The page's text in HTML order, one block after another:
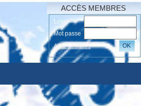
ACCÈS MEMBRES
Login
Mot passe
Accés oubliés
OK